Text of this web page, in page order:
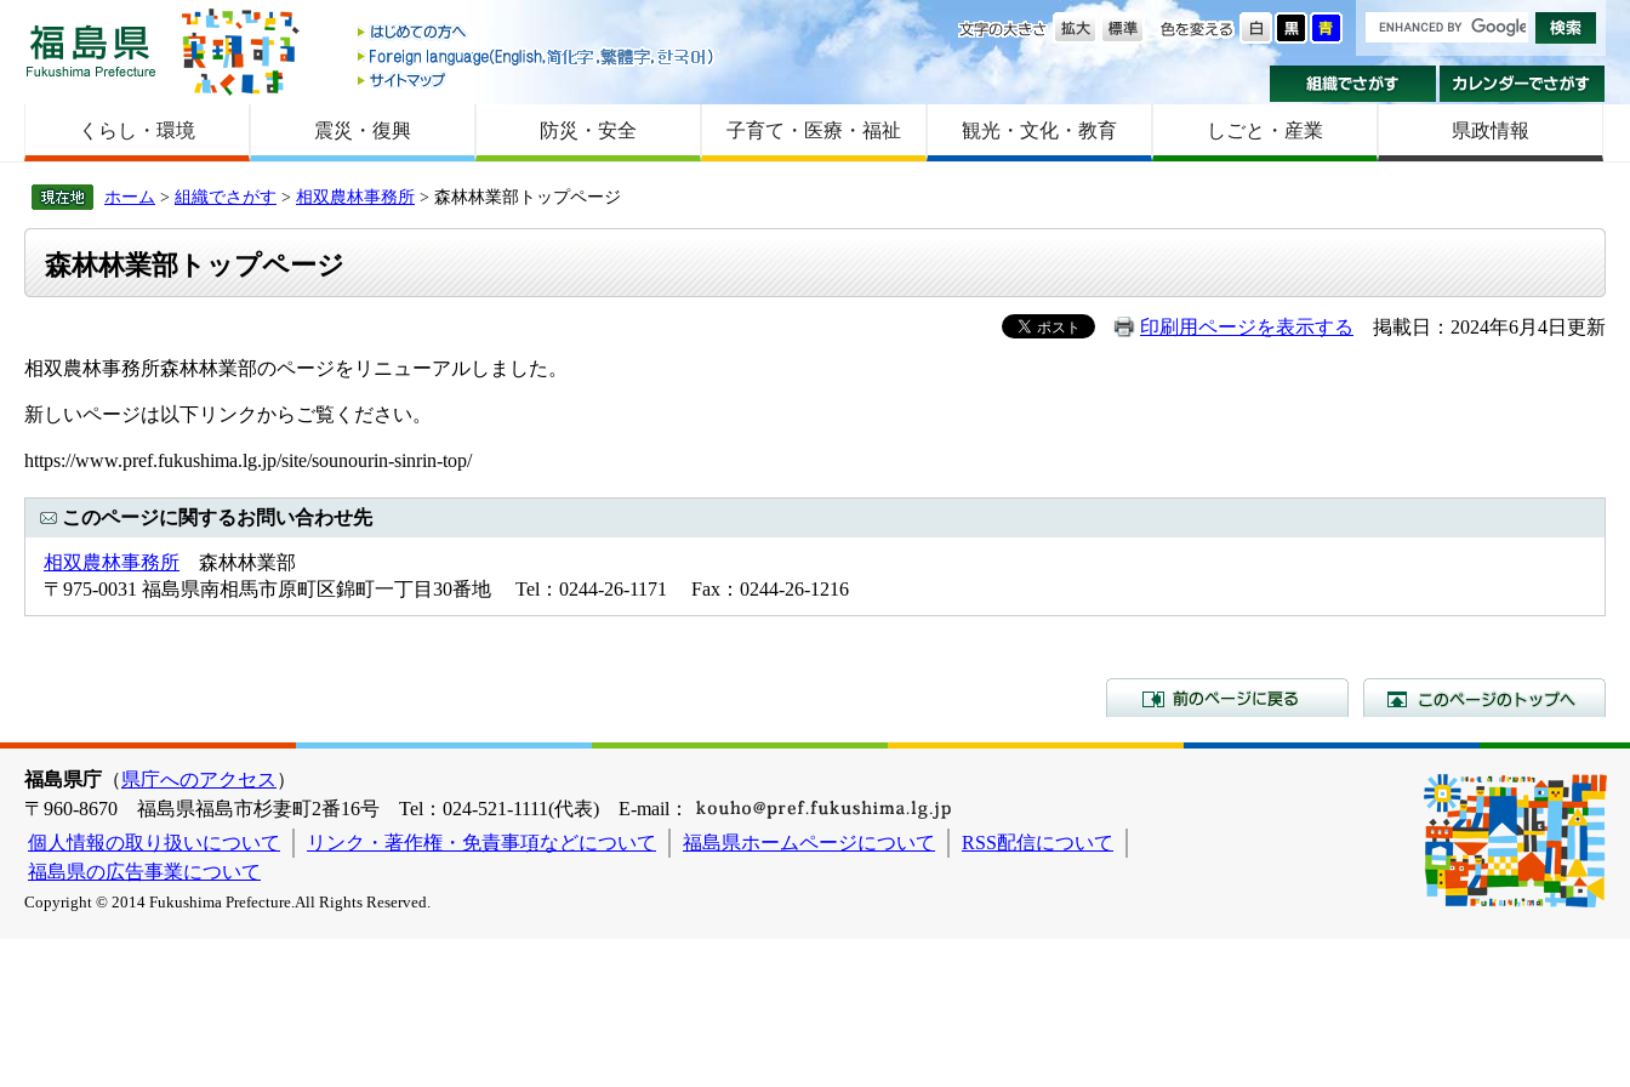
福島県
はじめての方へ
Foreign language
サイトマップ
色を変える
文字の大きさ
組織でさがす
くらし・環境 震災・復興 防災・安全 子育て・医療・福祉 観光・文化・教育 しごと・産業 県政情報
ホーム > 組織でさがす > 相双農林事務所 > 森林林業部トップページ
森林林業部トップページ
印刷用ページを表示する
掲載日：2024年6月4日更新
相双農林事務所森林林業部のページをリニューアルしました。
新しいページは以下リンクからご覧ください。
https://www.pref.fukushima.lg.jp/site/sounourin-sinrin-top/
このページに関するお問い合わせ先
相双農林事務所 森林林業部
〒975-0031 福島県南相馬市原町区錦町一丁目30番地 Tel：0244-26-1171 Fax：0244-26-1216
前のページに戻る
福島県庁 （県庁へのアクセス ）
〒960-8670 福島県福島市杉妻町2番16号 Tel：024-521-1111(代表) E-mail：
個人情報の取り扱いについて
リンク・著作権・免責事項などについて 福島県ホームページについて
RSS配信について
福島県の広告事業について
Copyright © 2014 Fukushima Prefecture.All Rights Reserved.